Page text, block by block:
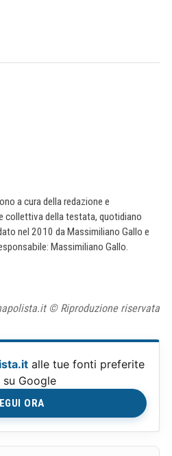
a cura della redazione e
collettiva della testata, quotidiano
nel 2010 da Massimiliano Gallo e
Massimiliano Gallo.
© Riproduzione riservata
alle tue fonti preferite
su Google
ORA